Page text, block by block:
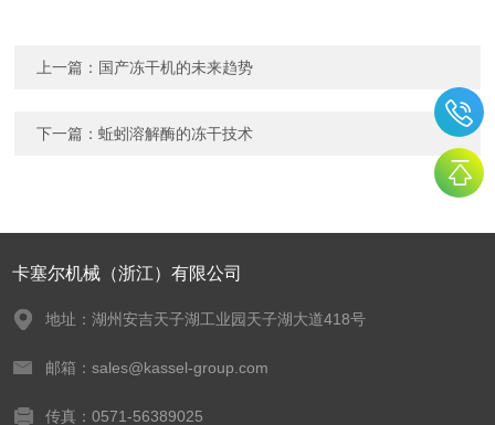
上一篇： 国产冻干机的未来趋势
下一篇：蚯蚓溶解酶的冻干技术
卡塞尔机械（浙江）有限公司
地址：湖州安吉天子湖工业园天子湖大道418号
邮箱：sales@kassel-group.com
传真：0571-56389025